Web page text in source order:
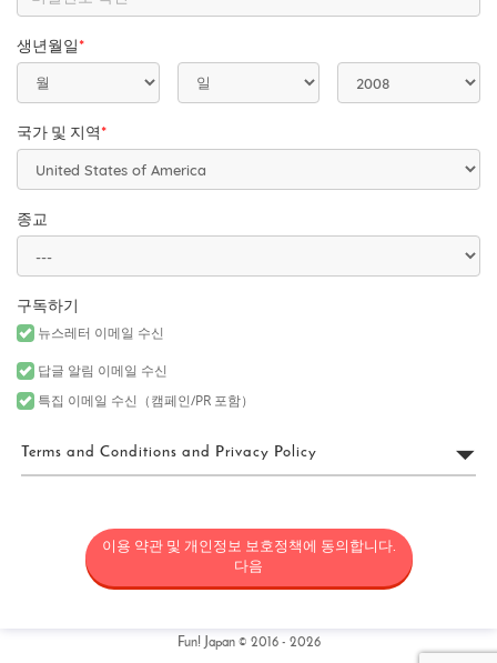
생년월일 *
국가 및 지역 *
종교
구독하기
뉴스레터 이메일 수신
답글 알림 이메일 수신
특집 이메일 수신（캠페인/PR 포함）
Terms and Conditions and Privacy Policy
“FUN! JAPAN”은 Fun! Japan 웹사이트(웹 도메인 fun-japan.jp/intl을
포함하되 이에 국한되지 않으며, 추후 어떤 이유로든 개정 또는 변경
될 수 있음)(“사이트”)의 운영을 포함한 서비스를 제공하는 프로젝트
를 통칭하며, 일본의 상품과 서비스를 소비자에게 소개함으로써 일
이용 약관 및 개인정보 보호정책에 동의합니다.
다음
Fun! Japan © 2016 - 2026